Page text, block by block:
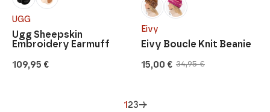
UGG
109,95 €
Ugg Sheepskin
Embroidery Earmuff
Eivy
34,95€
Original
15,00 €
Current
Eivy Boucle Knit Beanie
123→